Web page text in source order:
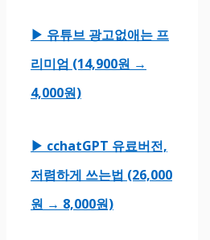
▶ 유튜브 광고없애는 프
리미엄 (14,900원 →
4,000원)
▶ cchatGPT 유료버전,
저렴하게 쓰는법 (26,000
원 → 8,000원)